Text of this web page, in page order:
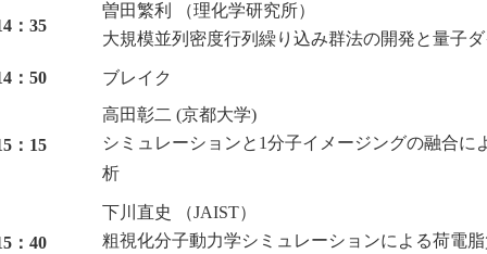
：35
曽田繁利 （理化学研究所）
大規模並列密度行列繰り込み群法の開発と量子
：50 ブレイク
：15
高田彰二 (京都大学)
シミュレーションと1分子イメージングの融合に
析
：40
下川直史 （JAIST）
粗視化分子動力学シミュレーションによる荷電